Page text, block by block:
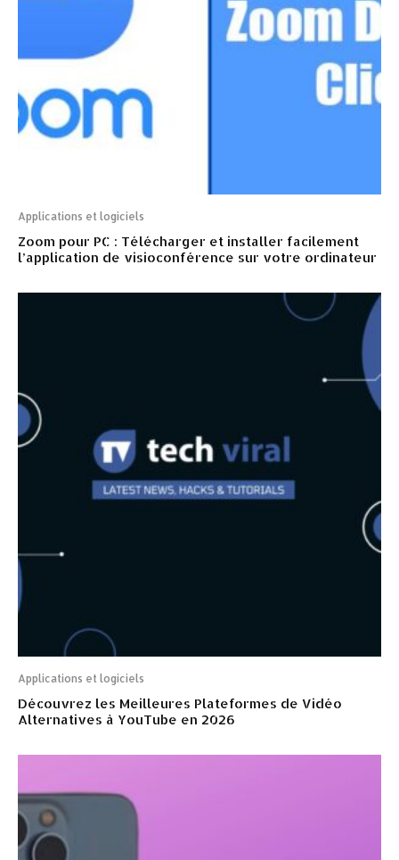
Applications et logiciels
Zoom pour PC : Télécharger et installer facilement
l’application de visioconférence sur votre ordinateur
Applications et logiciels
Découvrez les Meilleures Plateformes de Vidéo
Alternatives à YouTube en 2026